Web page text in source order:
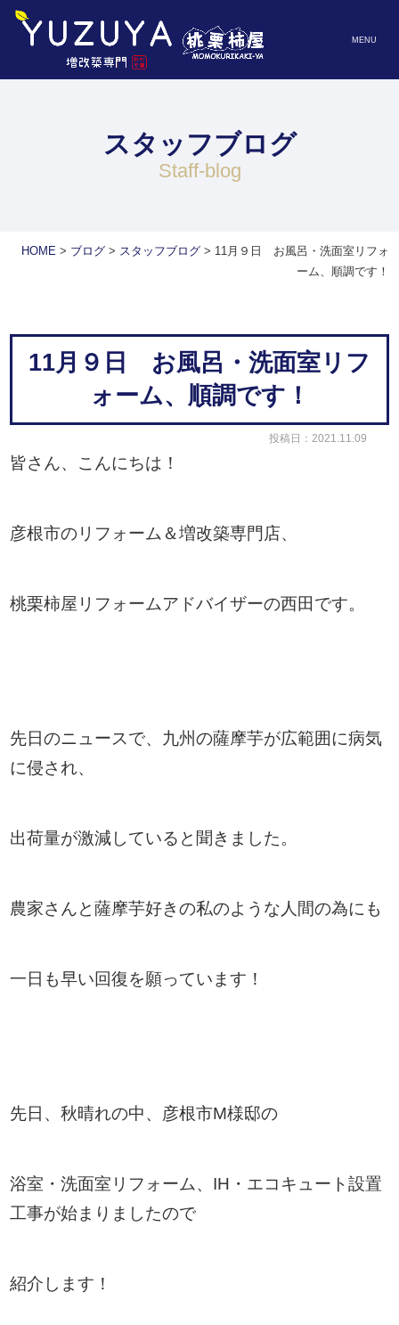
MENU
スタッフブログ
staff-blog
HOME> ブログ> スタッフブログ> 11月９日 お風呂・洗面室リフォ
ーム、順調です！
11月９日 お風呂・洗面室リフ
ォーム、順調です！
投稿日：2021.11.09
皆さん、こんにちは！
彦根市のリフォーム＆増改築専門店、
桃栗柿屋リフォームアドバイザーの西田です。
先日のニュースで、九州の薩摩芋が広範囲に病気
に侵され、
出荷量が激減していると聞きました。
農家さんと薩摩芋好きの私のような人間の為にも
一日も早い回復を願っています！
先日、秋晴れの中、彦根市M様邸の
浴室・洗面室リフォーム、IH・エコキュート設置
工事が始まりましたので
紹介します！